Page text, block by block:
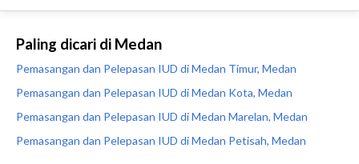
Paling dicari di Medan
Pemasangan dan Pelepasan IUD di Medan Timur, Medan
Pemasangan dan Pelepasan IUD di Medan Kota, Medan
Pemasangan dan Pelepasan IUD di Medan Marelan, Medan
Pemasangan dan Pelepasan IUD di Medan Petisah, Medan